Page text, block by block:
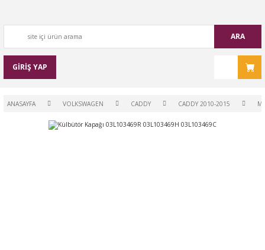
ARA
GİRİŞ YAP
ANASAYFA VOLKSWAGEN CADDY CADDY 2010-2015